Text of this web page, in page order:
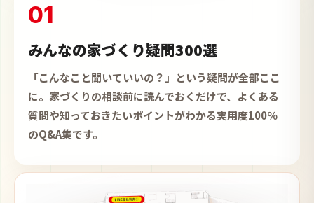
01
みんなの家づくり疑問300選
「こんなこと聞いていいの？」という疑問が全部ここ
に。家づくりの相談前に読んでおくだけで、よくある
質問や知っておきたいポイントがわかる実用度100％
のQ&A集です。